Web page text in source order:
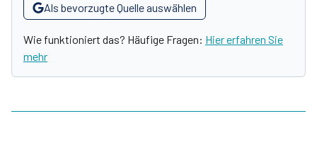
Als bevorzugte Quelle auswählen
Wie funktioniert das? Häufige Fragen: Hier erfahren Sie
mehr